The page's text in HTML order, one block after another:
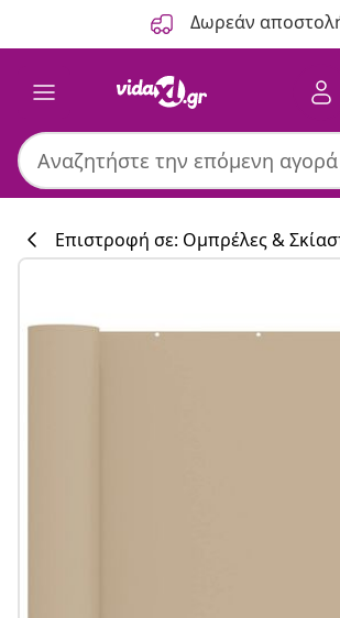
Δωρεάν
Επιστροφή σε: Ομπρέλες &